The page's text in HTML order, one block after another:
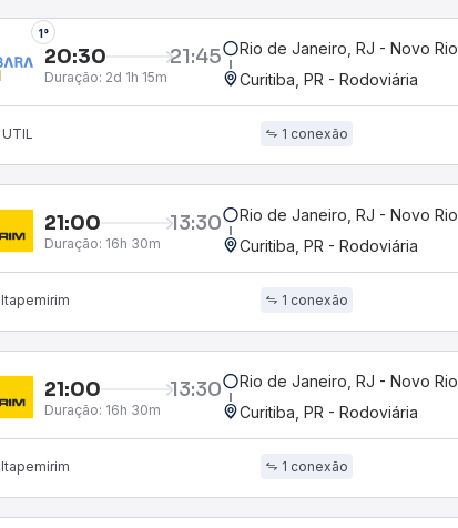
2°
20:30 21:45
Duração: 2d 1h 15m
Rio de Janeiro, RJ - Novo Rio
Curitiba, PR - Rodoviária
Expresso 1 conexão
21:00 13:30
Duração: 16h 30m
Rio de Janeiro, RJ - Novo Rio
Curitiba, PR - Rodoviária
1 conexão
21:00 13:30
Duração: 16h 30m
Rio de Janeiro, RJ - Novo Rio
Curitiba, PR - Rodoviária
1 conexão